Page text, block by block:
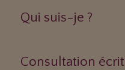
Qui suis-je ?
Consultation